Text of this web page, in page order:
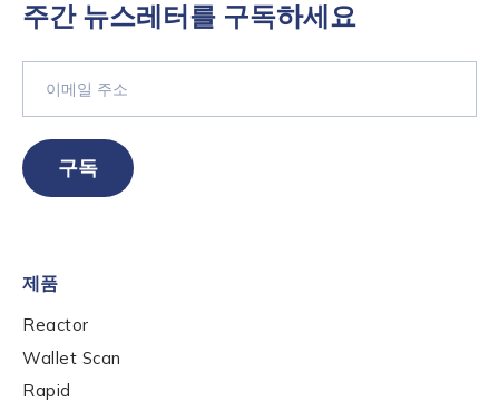
*
Role Level
Organization Type
to send you information on Chainalysis products,
주간 뉴스레터를 구독하세요
구독
제품
Reactor
Wallet Scan
Rapid